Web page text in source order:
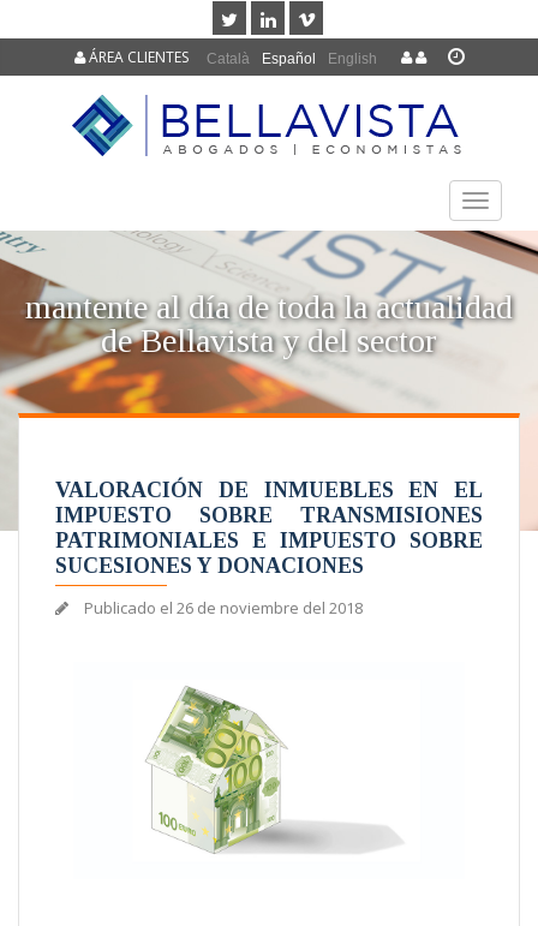
Català Español English
ÁREA CLIENTES
TOGGLE
mantente al día de toda la actualidad
de Bellavista y del sector
VALORACIÓN DE INMUEBLES EN EL
IMPUESTO SOBRE TRANSMISIONES
PATRIMONIALES E IMPUESTO SOBRE
SUCESIONES Y DONACIONES
Publicado el 26 de noviembre del 2018